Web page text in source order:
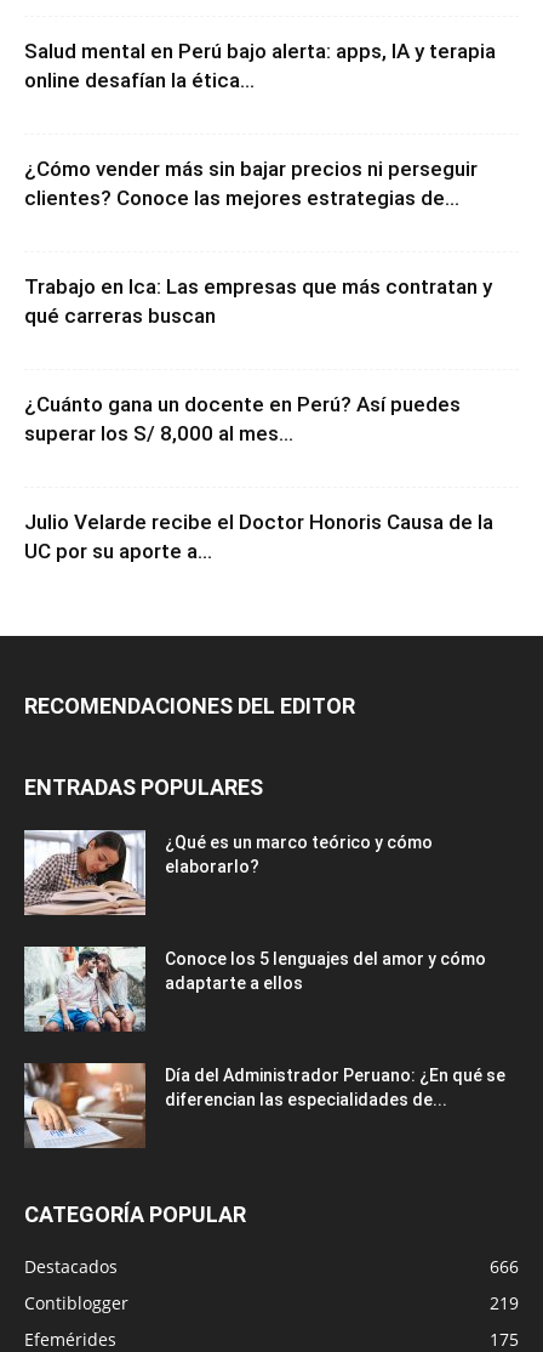
Salud mental en Perú bajo alerta: apps, IA y terapia
online desafían la ética...
¿Cómo vender más sin bajar precios ni perseguir
clientes? Conoce las mejores estrategias de...
Trabajo en Ica: Las empresas que más contratan y
qué carreras buscan
¿Cuánto gana un docente en Perú? Así puedes
superar los S/ 8,000 al mes...
Julio Velarde recibe el Doctor Honoris Causa de la
UC por su aporte a...
RECOMENDACIONES DEL EDITOR
ENTRADAS POPULARES
¿Qué es un marco teórico y cómo
elaborarlo?
Conoce los 5 lenguajes del amor y cómo
adaptarte a ellos
Día del Administrador Peruano: ¿En qué se
diferencian las especialidades de...
CATEGORÍA POPULAR
Destacados
666
Contiblogger
219
Efemérides
175